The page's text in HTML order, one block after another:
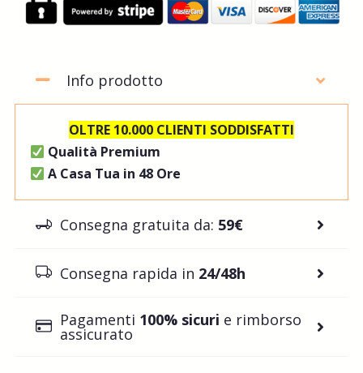
Info prodotto
OLTRE 10.000 CLIENTI SODDISFATTI
Qualità Premium
A Casa Tua in 48 Ore
Consegna gratuita da: 59€
Consegna rapida in 24/48h
Pagamenti 100% sicuri e rimborso
assicurato